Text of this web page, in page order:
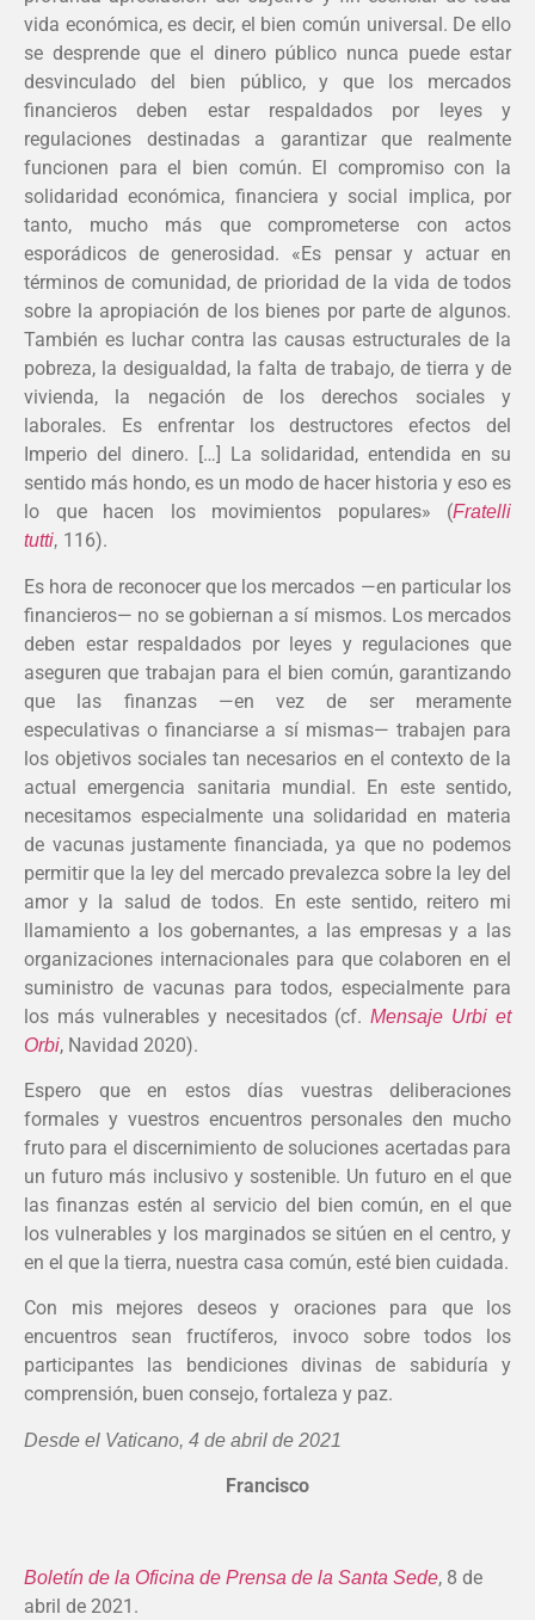
vida económica, es decir, el bien común universal. De ello
se desprende que el dinero público nunca puede estar
desvinculado del bien público, y que los mercados
financieros deben estar respaldados por leyes y
regulaciones destinadas a garantizar que realmente
funcionen para el bien común. El compromiso con la
solidaridad económica, financiera y social implica, por
tanto, mucho más que comprometerse con actos
esporádicos de generosidad. «Es pensar y actuar en
términos de comunidad, de prioridad de la vida de todos
sobre la apropiación de los bienes por parte de algunos.
También es luchar contra las causas estructurales de la
pobreza, la desigualdad, la falta de trabajo, de tierra y de
vivienda, la negación de los derechos sociales y
laborales. Es enfrentar los destructores efectos del
Imperio del dinero. […] La solidaridad, entendida en su
sentido más hondo, es un modo de hacer historia y eso es
lo que hacen los movimientos populares» (Fratelli
tutti, 116).
Es hora de reconocer que los mercados —en particular los
financieros— no se gobiernan a sí mismos. Los mercados
deben estar respaldados por leyes y regulaciones que
aseguren que trabajan para el bien común, garantizando
que las finanzas —en vez de ser meramente
especulativas o financiarse a sí mismas— trabajen para
los objetivos sociales tan necesarios en el contexto de la
actual emergencia sanitaria mundial. En este sentido,
necesitamos especialmente una solidaridad en materia
de vacunas justamente financiada, ya que no podemos
permitir que la ley del mercado prevalezca sobre la ley del
amor y la salud de todos. En este sentido, reitero mi
llamamiento a los gobernantes, a las empresas y a las
organizaciones internacionales para que colaboren en el
suministro de vacunas para todos, especialmente para
los más vulnerables y necesitados (cf.Mensaje Urbi et
Orbi, Navidad 2020).
Espero que en estos días vuestras deliberaciones
formales y vuestros encuentros personales den mucho
fruto para el discernimiento de soluciones acertadas para
un futuro más inclusivo y sostenible. Un futuro en el que
las finanzas estén al servicio del bien común, en el que
los vulnerables y los marginados se sitúen en el centro, y
en el que la tierra, nuestra casa común, esté bien cuidada.
Con mis mejores deseos y oraciones para que los
encuentros sean fructíferos, invoco sobre todos los
participantes las bendiciones divinas de sabiduría y
comprensión, buen consejo, fortaleza y paz.
Desde el Vaticano, 4 de abril de 2021
Francisco
Boletín de la Oficina de Prensa de la Santa Sede, 8 de
abril de 2021.